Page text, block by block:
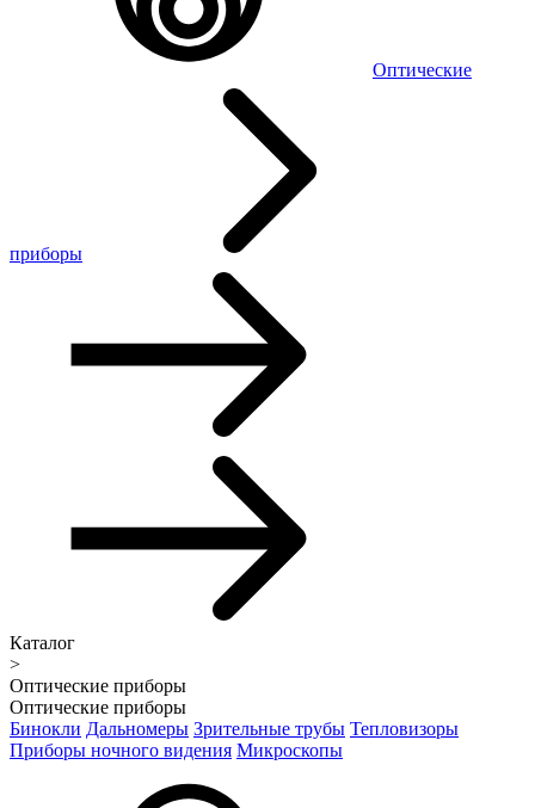
Оптические
приборы
Каталог
>
Оптические приборы
Оптические приборы
Бинокли Дальномеры Зрительные трубы Тепловизоры
Приборы ночного видения Микроскопы